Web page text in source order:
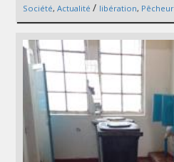
Société, Actualité / libération,